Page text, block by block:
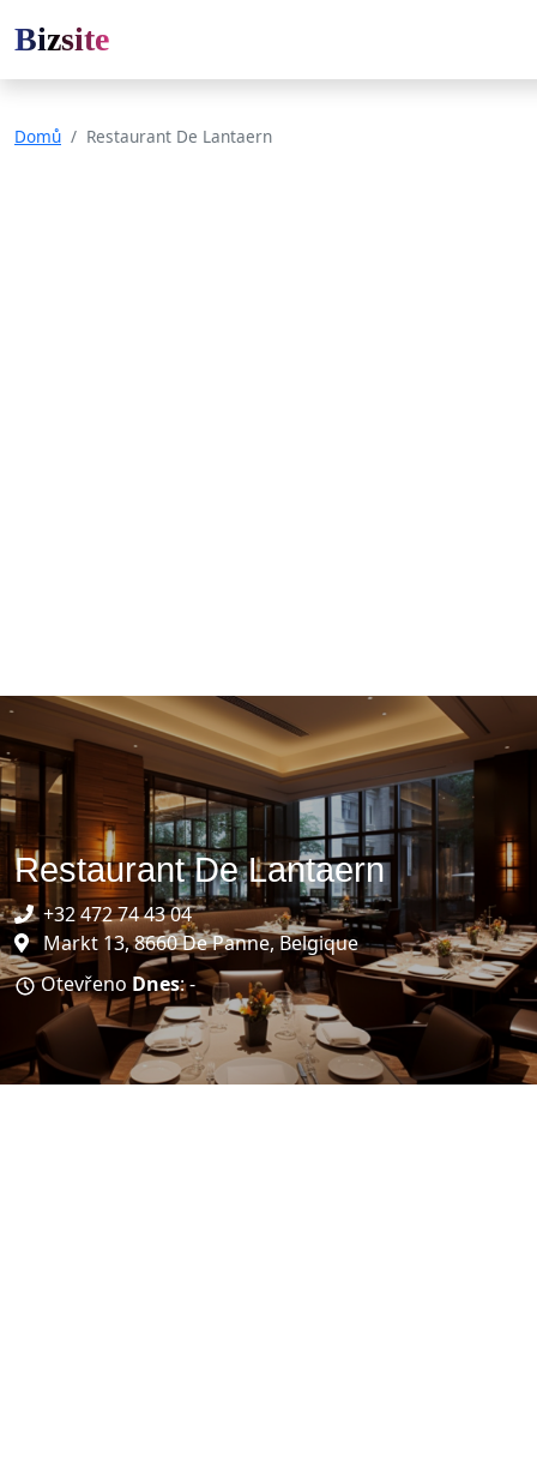
Bizsite
Domů Restaurant De Lantaern
Restaurant De Lantaern
+32 472 74 43 04
Markt 13, 8660 De Panne, Belgique
Otevřeno Dnes: -